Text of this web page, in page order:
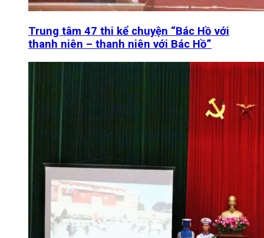
Trung tâm 47 thi kể chuyện “Bác Hồ với
thanh niên – thanh niên với Bác Hồ”